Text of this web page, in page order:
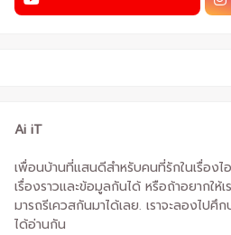
Ai iT
เพื่อนบ้านที่แสนดีสำหรับคนที่รักในเรื่องไ
เรื่องราวและข้อมูลกันได้ หรือถ้าอยากให้เ
มารถรีเควสกันมาได้เลย. เราจะลองไปศึ
ได้อ่านกัน